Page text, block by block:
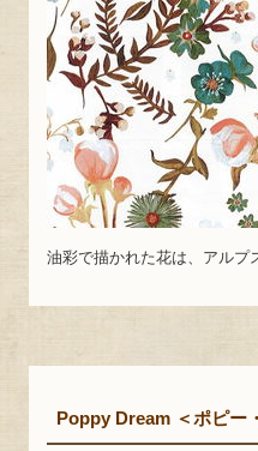
油彩で描かれた花は、アルプ
Poppy Dream ＜ポピー